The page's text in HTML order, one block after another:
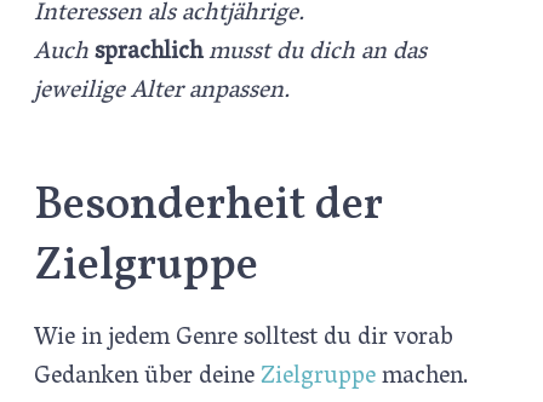
Interessen als achtjährige.
Auchsprachlichmusst du dich an das
jeweilige Alter anpassen.
Besonderheit der
Zielgruppe
Wie in jedem Genre solltest du dir vorab
Gedanken über deineZielgruppemachen.